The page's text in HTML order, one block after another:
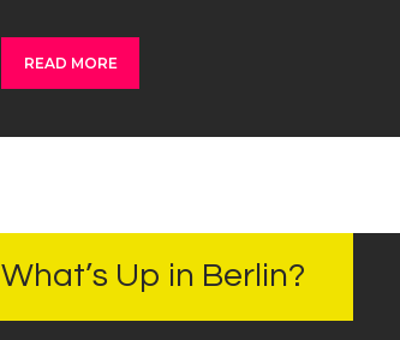
READ MORE
What’s Up in Berlin?